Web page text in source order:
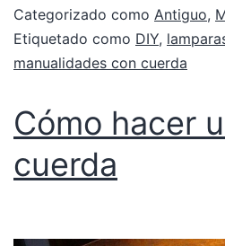
Categorizado como Antiguo,
Etiquetado como DIY,
manualidades con cuerda
Cómo hacer
cuerda